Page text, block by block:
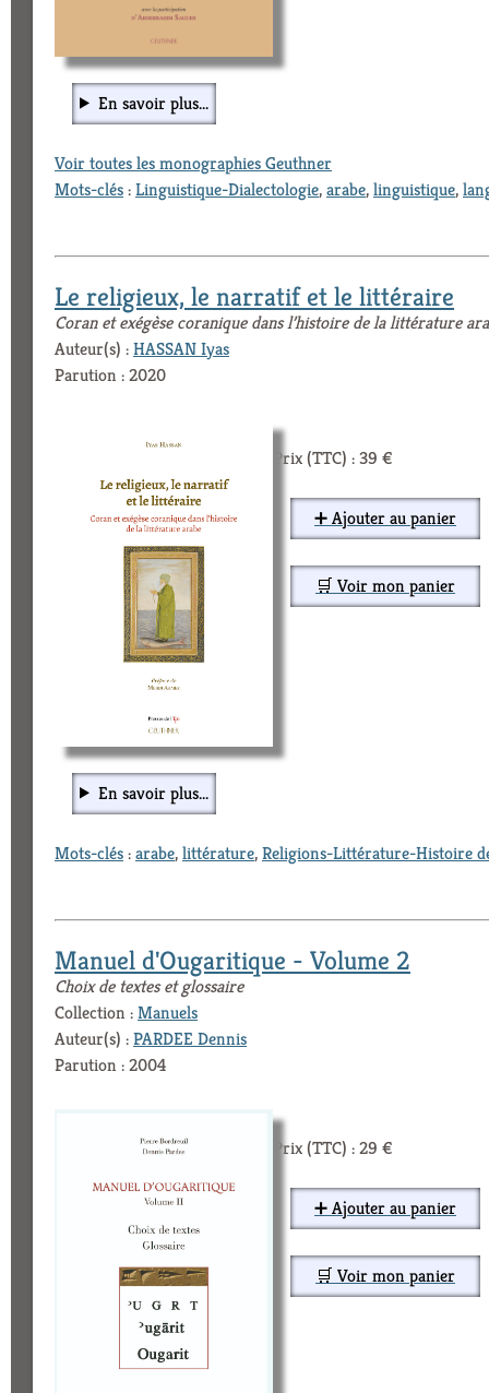
En savoir plus...
Voir toutes les monographies Geuthner
Mots-clés:Linguistique-Dialectologie,arabe,linguistique,
Le religieux, le narratif et le littéraire
Coran et exégèse coranique dans l’histoire de la littérature
Auteur(s) :HASSAN Iyas
Parution : 2020
Prix (TTC) : 39 €
➕ Ajouter au panier
🛒 Voir mon panier
En savoir plus...
Mots-clés:arabe,littérature,Religions-Littérature-Histoire
Manuel d'Ougaritique - Volume 2
Choix de textes et glossaire
Collection :Manuels
Auteur(s) :PARDEE Dennis
Parution : 2004
Prix (TTC) : 29 €
➕ Ajouter au panier
🛒 Voir mon panier